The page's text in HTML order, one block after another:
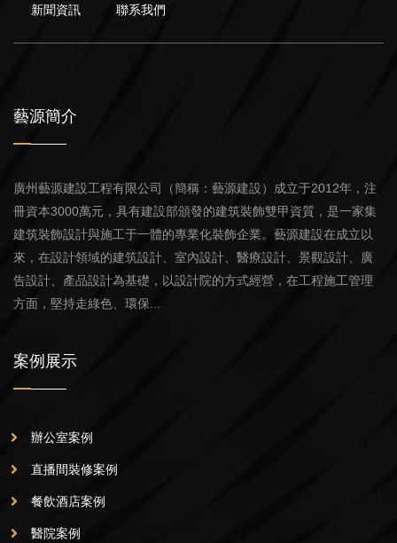
新聞資訊 聯系我們
藝源簡介
廣州藝源建設工程有限公司（簡稱：藝源建設）成立于2012年，注
冊資本3000萬元，具有建設部頒發的建筑裝飾雙甲資質，是一家集
建筑裝飾設計與施工于一體的專業化裝飾企業。藝源建設在成立以
來，在設計領域的建筑設計、室內設計、醫療設計、景觀設計、廣
告設計、產品設計為基礎，以設計院的方式經營，在工程施工管理
方面，堅持走綠色、環保...
案例展示
辦公室案例
直播間裝修案例
餐飲酒店案例
醫院案例